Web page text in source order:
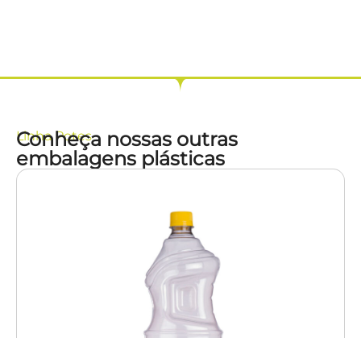
LinhaPotes
Conheça nossas outras
embalagens plásticas